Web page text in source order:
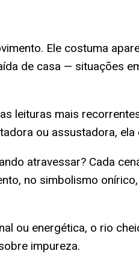
Ele costuma
de casa — situações
leituras mais
ou assustadora, ela
atravessar? Cada
no simbolismo
ou energética, o rio
impureza.